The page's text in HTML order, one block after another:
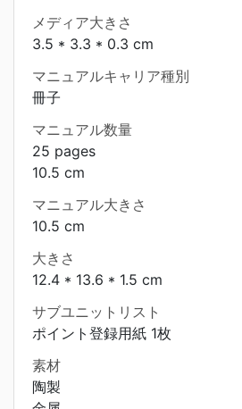
メディア大きさ
3.5 * 3.3 * 0.3 cm
マニュアルキャリア種別
冊子
マニュアル数量
25 pages
10.5 cm
マニュアル大きさ
10.5 cm
大きさ
12.4 * 13.6 * 1.5 cm
サブユニットリスト
ポイント登録用紙 1枚
素材
陶製